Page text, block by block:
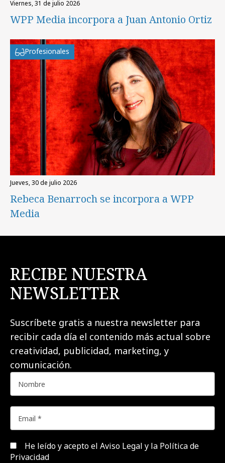
viernes, 31 de julio 2026
WPP Media incorpora a Juan Antonio Ortiz
Profesionales
jueves, 30 de julio 2026
Rebeca Benarroch se incorpora a WPP
Media
RECIBE NUESTRA
NEWSLETTER
Suscríbete gratis a nuestra newsletter para
recibir cada día el contenido más actual sobre
creatividad, publicidad, marketing, y
comunicación.
He leído y acepto el Aviso Legal y la Política de
Privacidad